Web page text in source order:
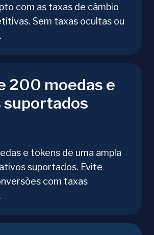
com as taxas de câmbio
Sem taxas ocultas ou
200 moedas e
suportados
e tokens de uma ampla
suportados. Evite
com taxas